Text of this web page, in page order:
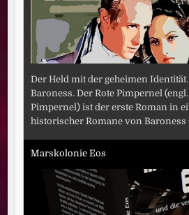
Der Held mit der geheimen
Baroness. Der Rote Pimpernel
Pimpernel) ist der erste Roman in
historischer Romane von Baroness
Marskolonie Eos